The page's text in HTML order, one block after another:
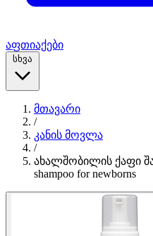
აფთიაქები
სხვა
მთავარი
/
კანის მოვლა
/
ახალშობილის ქაფი
shampoo for newborns